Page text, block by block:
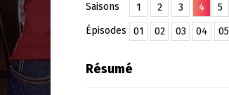
Saisons
1 2 3 4
5
Épisodes
01 02 03 04 05
Résumé